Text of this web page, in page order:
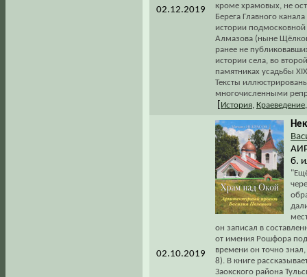
02.12.2019
кроме храмовых, не
Берега Главного
истории
Алмазова (ныне
ранее не
истории села, во
памятниках усадьбы
Тексты
многочисленными
История Краеведение
02.10.2019
б.
он записал в
от имения Рошфора
времени он точно
8). В книге
Заокского района